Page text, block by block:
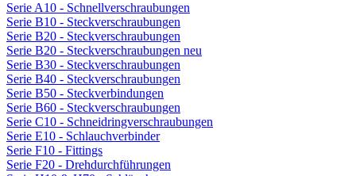
Serie A10 - Schnellverschraubungen
Serie B10 - Steckverschraubungen
Serie B20 - Steckverschraubungen
Serie B20 - Steckverschraubungen neu
Serie B30 - Steckverschraubungen
Serie B40 - Steckverschraubungen
Serie B50 - Steckverbindungen
Serie B60 - Steckverschraubungen
Serie C10 - Schneidringverschraubungen
Serie E10 - Schlauchverbinder
Serie F10 - Fittings
Serie F20 - Drehdurchführungen